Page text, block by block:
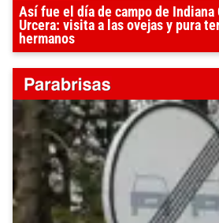
Así fue el día de campo de Indiana
Urcera: visita a las ovejas y pura
hermanos